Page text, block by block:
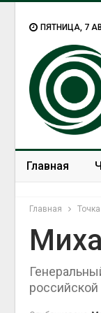
ПЯТНИЦА, 7
Главная
Главная